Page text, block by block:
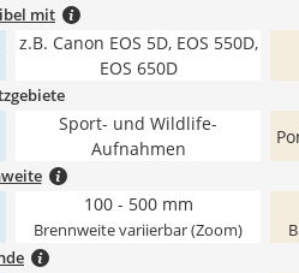
mit
z.B. Canon EOS 5D, EOS 550D,
EOS 650D
Sport- und Wildlife-
Aufnahmen
100 - 500 mm
Brennweite variierbar (Zoom)